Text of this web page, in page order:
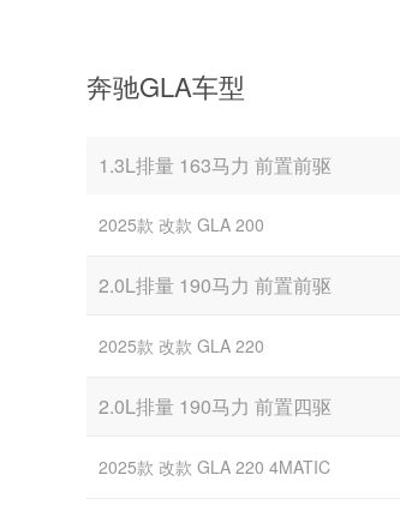
奔驰GLA车型
1.3L排量 163马力 前置前驱
2025款 改款 GLA 200
2.0L排量 190马力 前置前驱
2025款 改款 GLA 220
2.0L排量 190马力 前置四驱
2025款 改款 GLA 220 4MATIC